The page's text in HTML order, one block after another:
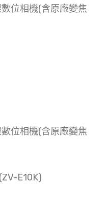
位相機(含原廠變焦
位相機(含原廠變焦
E10K)